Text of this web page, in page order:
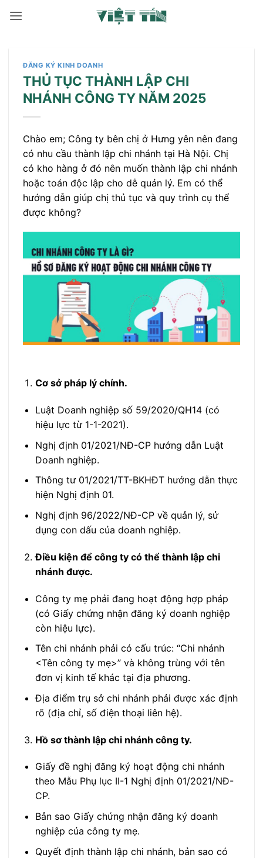
qua
ĐĂNG KÝ KINH DOANH
THỦ TỤC THÀNH LẬP CHI
NHÁNH CÔNG TY NĂM 2025
Chào em; Công ty bên chị ở Hưng yên nên đang
có nhu cầu thành lập chi nhánh tại Hà Nội. Chị
có kho hàng ở đó nên muốn thành lập chi nhánh
hoặc toán độc lập cho dễ quản lý. Em có thể
hướng dẫn giúp chị thủ tục và quy trình cụ thể
được không?
Cơ sở pháp lý chính.
Luật Doanh nghiệp số 59/2020/QH14 (có
hiệu lực từ 1-1-2021).
Nghị định 01/2021/NĐ-CP hướng dẫn Luật
Doanh nghiệp.
Thông tư 01/2021/TT-BKHĐT hướng dẫn thực
hiện Nghị định 01.
Nghị định 96/2022/NĐ-CP về quản lý, sử
dụng con dấu của doanh nghiệp.
Điều kiện để công ty có thể thành lập chi
nhánh được.
Công ty mẹ phải đang hoạt động hợp pháp
(có Giấy chứng nhận đăng ký doanh nghiệp
còn hiệu lực).
Tên chi nhánh phải có cấu trúc: “Chi nhánh
<Tên công ty mẹ>” và không trùng với tên
đơn vị kinh tế khác tại địa phương.
Địa điểm trụ sở chi nhánh phải được xác định
rõ (địa chỉ, số điện thoại liên hệ).
Hồ sơ thành lập chi nhánh công ty.
Giấy đề nghị đăng ký hoạt động chi nhánh
theo Mẫu Phụ lục II-1 Nghị định 01/2021/NĐ-
CP.
Bản sao Giấy chứng nhận đăng ký doanh
nghiệp của công ty mẹ.
Quyết định thành lập chi nhánh, bản sao có